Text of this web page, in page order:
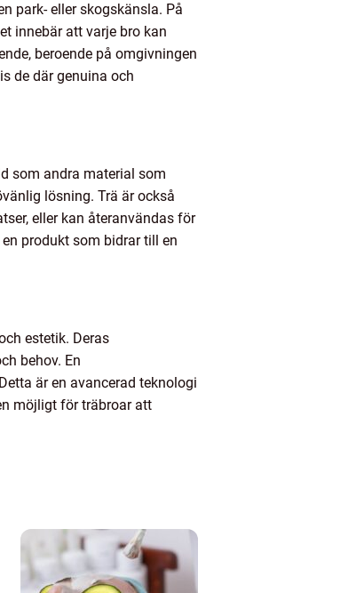
park- eller skogskänsla. På
innebär att varje bro kan
beroende på omgivningen
de där genuina och
som andra material som
lösning. Trä är också
eller kan återanvändas för
produkt som bidrar till en
estetik. Deras
behov. En
är en avancerad teknologi
möjligt för träbroar att